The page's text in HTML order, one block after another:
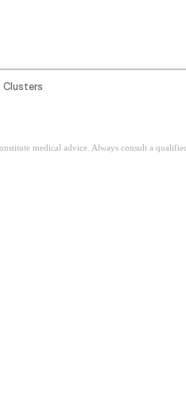
Clusters
medical advice. Always consult a